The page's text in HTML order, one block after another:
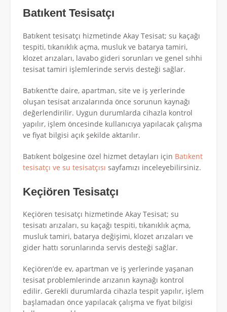
Batıkent Tesisatçı
Batıkent tesisatçı hizmetinde Akay Tesisat; su kaçağı
tespiti, tıkanıklık açma, musluk ve batarya tamiri,
klozet arızaları, lavabo gideri sorunları ve genel sıhhi
tesisat tamiri işlemlerinde servis desteği sağlar.
Batıkent’te daire, apartman, site ve iş yerlerinde
oluşan tesisat arızalarında önce sorunun kaynağı
değerlendirilir. Uygun durumlarda cihazla kontrol
yapılır, işlem öncesinde kullanıcıya yapılacak çalışma
ve fiyat bilgisi açık şekilde aktarılır.
Batıkent bölgesine özel hizmet detayları için Batıkent
tesisatçı ve su tesisatçısı sayfamızı inceleyebilirsiniz.
Keçiören Tesisatçı
Keçiören tesisatçı hizmetinde Akay Tesisat; su
tesisatı arızaları, su kaçağı tespiti, tıkanıklık açma,
musluk tamiri, batarya değişimi, klozet arızaları ve
gider hattı sorunlarında servis desteği sağlar.
Keçiören’de ev, apartman ve iş yerlerinde yaşanan
tesisat problemlerinde arızanın kaynağı kontrol
edilir. Gerekli durumlarda cihazla tespit yapılır, işlem
başlamadan önce yapılacak çalışma ve fiyat bilgisi